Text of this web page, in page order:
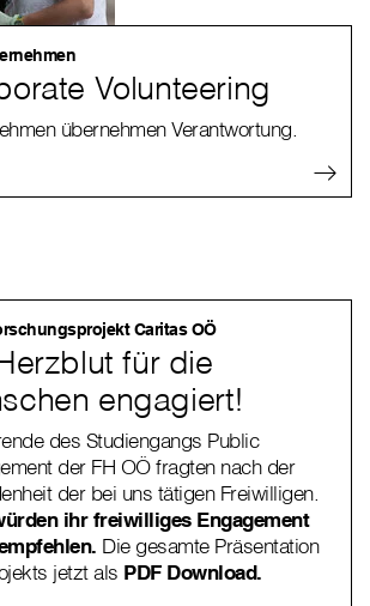
Volunteering
übernehmen Verantwortung.
Caritas OÖ
für die
engagiert!
des Studiengangs Public
der FH OÖ fragten nach der
der bei uns tätigen Freiwilligen.
ihr freiwilliges Engagement
Die gesamte Präsentation
jetzt als PDF Download.